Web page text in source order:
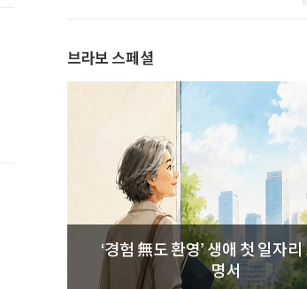
브라보 스페셜
‘경험 無도 환영’ 생애 첫 일자리 도전 설
명서